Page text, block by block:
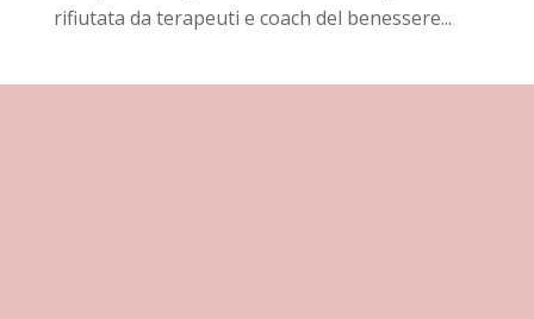
rifiutata da terapeuti e coach del benessere...